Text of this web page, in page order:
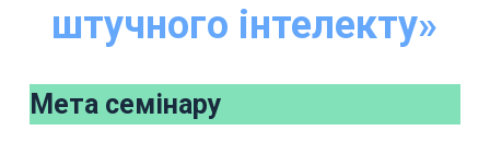
штучного інтелекту»
Мета семінару